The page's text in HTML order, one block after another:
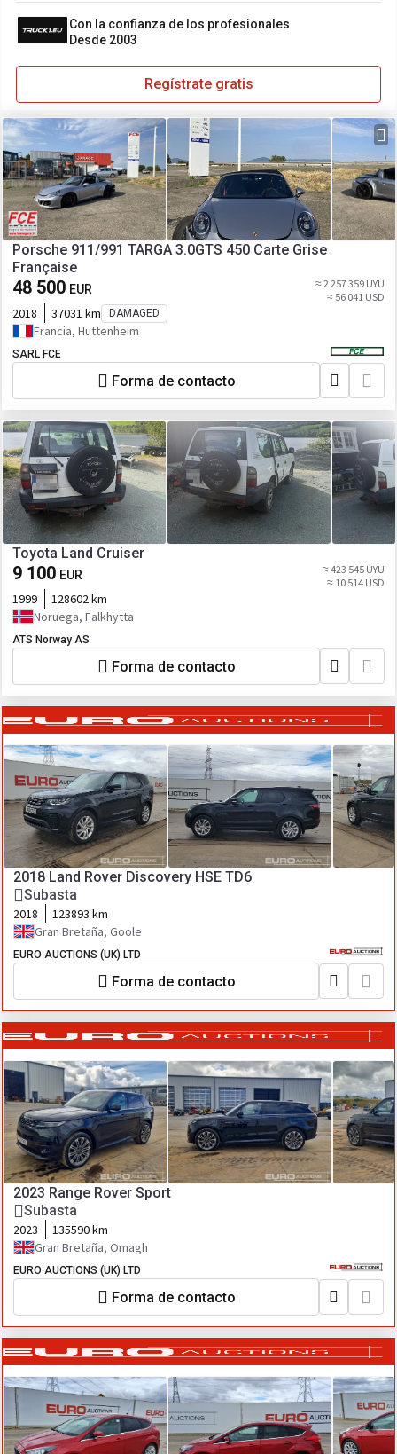
Con la confianza de los profesionales
Desde 2003
Regístrate gratis
Porsche 911/991 TARGA 3.0GTS 450 Carte Grise
Française
48 500 EUR
≈ 2 257 359 UYU
≈ 56 041 USD
2018 37031 km DAMAGED
Francia, Huttenheim
SARL FCE
Forma de contacto
Toyota Land Cruiser
9 100 EUR
≈ 423 545 UYU
≈ 10 514 USD
1999
128602 km
Noruega, Falkhytta
ATS Norway AS
Forma de contacto
2018 Land Rover Discovery HSE TD6
Subasta
2018
123893 km
Gran Bretaña, Goole
EURO AUCTIONS (UK) LTD
Forma de contacto
2023 Range Rover Sport
Subasta
2023
135590 km
Gran Bretaña, Omagh
EURO AUCTIONS (UK) LTD
Forma de contacto